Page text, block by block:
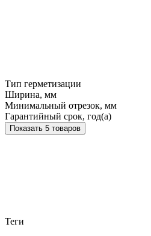
Тип герметизации
Ширина, мм
Минимальный отрезок, мм
Гарантийный срок, год(а)
Показать 5 товаров
Теги